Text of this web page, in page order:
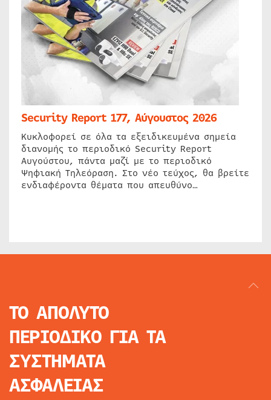
Security Report 177, Αύγουστος 2026
Κυκλοφορεί σε όλα τα εξειδικευμένα σημεία
διανομής το περιοδικό Security Report
Αυγούστου, πάντα μαζί με το περιοδικό
Ψηφιακή Τηλεόραση. Στο νέο τεύχος, θα βρείτε
ενδιαφέροντα θέματα που απευθύνο…
ΤΟ ΑΠΟΛΥΤΟ
ΠΕΡΙΟΔΙΚΟ ΓΙΑ ΤΑ
ΣΥΣΤΗΜΑΤΑ
ΑΣΦΑΛΕΙΑΣ